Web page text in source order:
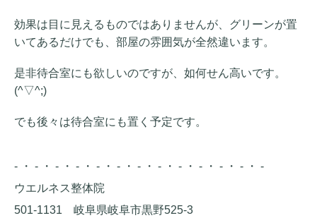
効果は目に見えるものではありませんが、グリーンが置
いてあるだけでも、部屋の雰囲気が全然違います。
是非待合室にも欲しいのですが、如何せん高いです。
(^▽^;)
でも後々は待合室にも置く予定です。
- ・ - ・ - ・ - ・ - ・ - ・ - ・ - ・ - ・ - ・ - ・ - ・ -
ウエルネス整体院
501-1131 岐阜県岐阜市黒野525-3